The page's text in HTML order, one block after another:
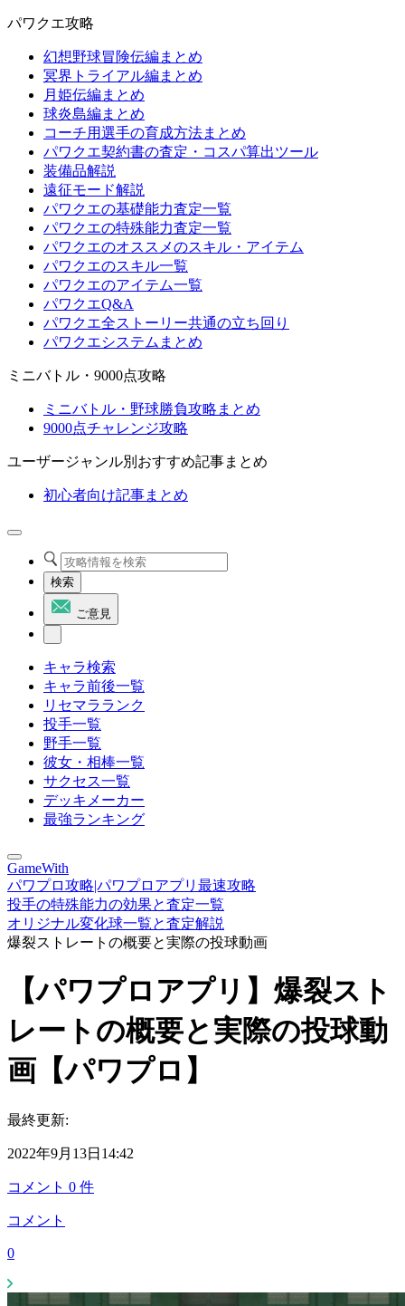
パワクエ攻略
幻想野球冒険伝編まとめ
冥界トライアル編まとめ
月姫伝編まとめ
球炎島編まとめ
コーチ用選手の育成方法まとめ
パワクエ契約書の査定・コスパ算出ツール
装備品解説
遠征モード解説
パワクエの基礎能力査定一覧
パワクエの特殊能力査定一覧
パワクエのオススメのスキル・アイテム
パワクエのスキル一覧
パワクエのアイテム一覧
パワクエQ&A
パワクエ全ストーリー共通の立ち回り
パワクエシステムまとめ
ミニバトル・9000点攻略
ミニバトル・野球勝負攻略まとめ
9000点チャレンジ攻略
ユーザージャンル別おすすめ記事まとめ
初心者向け記事まとめ
検索
ご意見
キャラ検索
キャラ前後一覧
リセマラランク
投手一覧
野手一覧
彼女・相棒一覧
サクセス一覧
デッキメーカー
最強ランキング
GameWith
パワプロ攻略|パワプロアプリ最速攻略
投手の特殊能力の効果と査定一覧
オリジナル変化球一覧と査定解説
爆裂ストレートの概要と実際の投球動画
【パワプロアプリ】爆裂スト
レートの概要と実際の投球動
画【パワプロ】
最終更新:
2022年9月13日14:42
コメント 0 件
コメント
0